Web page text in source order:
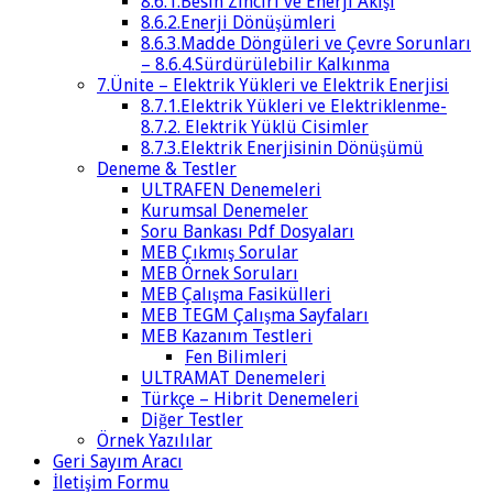
8.6.2.Enerji Dönüşümleri
8.6.3.Madde Döngüleri ve Çevre Sorunları
– 8.6.4.Sürdürülebilir Kalkınma
7.Ünite – Elektrik Yükleri ve Elektrik Enerjisi
8.7.1.Elektrik Yükleri ve Elektriklenme-
8.7.2. Elektrik Yüklü Cisimler
8.7.3.Elektrik Enerjisinin Dönüşümü
Deneme & Testler
ULTRAFEN Denemeleri
Kurumsal Denemeler
Soru Bankası Pdf Dosyaları
MEB Çıkmış Sorular
MEB Örnek Soruları
MEB Çalışma Fasikülleri
MEB TEGM Çalışma Sayfaları
MEB Kazanım Testleri
Fen Bilimleri
ULTRAMAT Denemeleri
Türkçe – Hibrit Denemeleri
Diğer Testler
Örnek Yazılılar
Geri Sayım Aracı
İletişim Formu